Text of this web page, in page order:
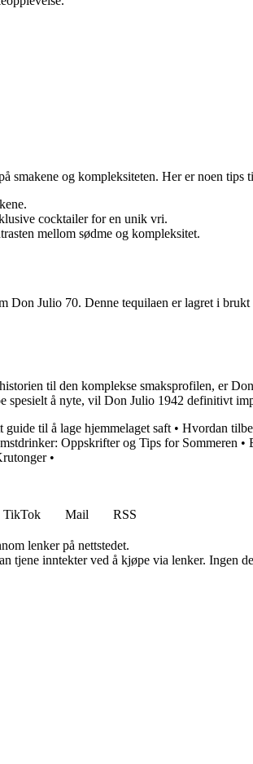
smakene og kompleksiteten. Her er noen
cocktailer for en unik vri.
mellom sødme og kompleksitet.
Julio 70. Denne tequilaen er lagret i
til den komplekse smaksprofilen, er
spesielt å nyte, vil Don Julio 1942 definitivt
til å lage hjemmelaget saft • Hvordan
Oppskrifter og Tips for Sommeren •
•
TikTok Mail
RSS
lenker på nettstedet.
inntekter ved å kjøpe via lenker. Ingen